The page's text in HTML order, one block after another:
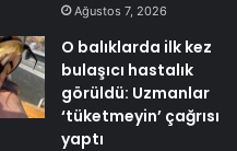
Ağustos 7, 2026
O balıklarda ilk kez
bulaşıcı hastalık
görüldü: Uzmanlar
‘tüketmeyin’ çağrısı
yaptı